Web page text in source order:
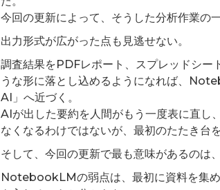
今回の更新によって、そうした分析作業の
出力形式が広がった点も見逃せない。
調査結果をPDFレポート、スプレッドシ
うな形に落とし込めるようになれば、
AI」へ近づく。
AIが出した要約を人間がもう一度表に直し
なくなるわけではないが、最初のたたき台
そして、今回の更新で最も意味があるのは
NotebookLMの弱点は、最初に資料を集